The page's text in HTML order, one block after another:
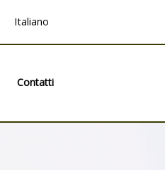
Italiano
Contatti